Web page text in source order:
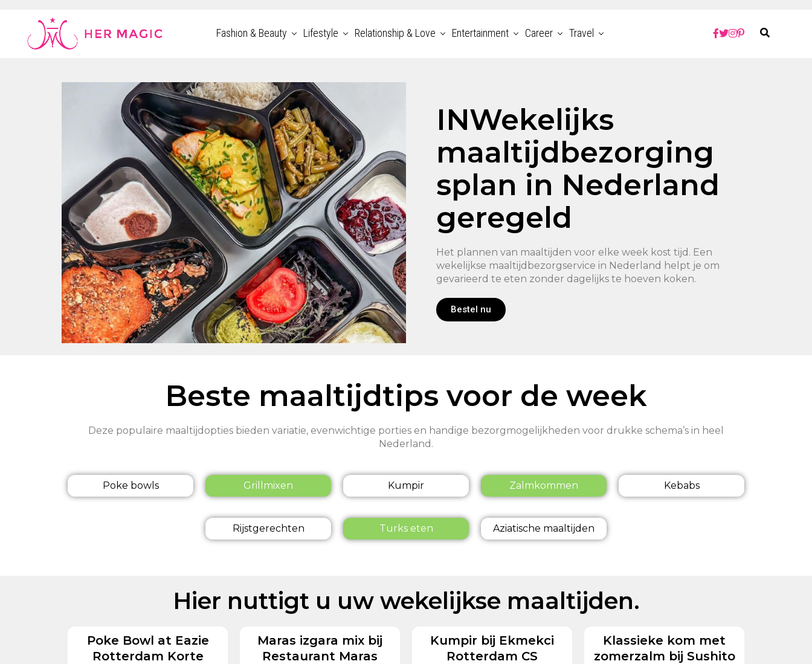
Rakuten Marketing UK
Fashion & Beauty Lifestyle Relationship & Love Entertainment Career Travel
INWekelijks
maaltijdbezorging
splan in Nederland
geregeld
Het plannen van maaltijden voor elke week kost tijd. Een
wekelijkse maaltijdbezorgservice in Nederland helpt je om
gevarieerd te eten zonder dagelijks te hoeven koken.
Bestel nu
Beste maaltijdtips voor de week
Deze populaire maaltijdopties bieden variatie, evenwichtige porties en handige bezorgmogelijkheden voor drukke schema’s in heel
Nederland.
Poke bowls Grillmixen Kumpir Zalmkommen Kebabs
Rijstgerechten Turks eten Aziatische maaltijden
Hier nuttigt u uw wekelijkse maaltijden.
Poke Bowl at Eazie
Rotterdam Korte
Maras izgara mix bij
Restaurant Maras
Kumpir bij Ekmekci
Rotterdam CS
Klassieke kom met
zomerzalm bij Sushito